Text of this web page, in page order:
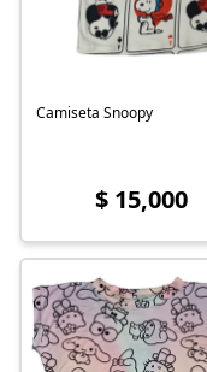
Camiseta Snoopy
$ 15,000